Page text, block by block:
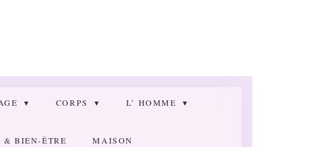
CORPS L’ HOMME
& BIEN-ÊTRE MAISON